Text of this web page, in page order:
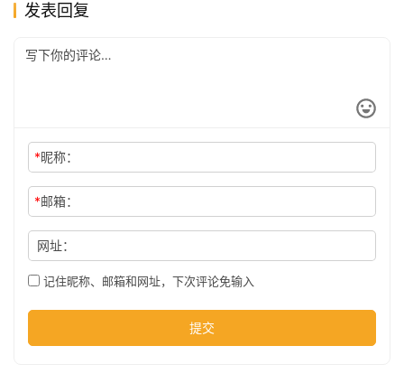
司
尚
科
技
发表回复
*昵称：
*邮箱：
网址：
记住昵称、邮箱和网址，下次评论免输入
提交